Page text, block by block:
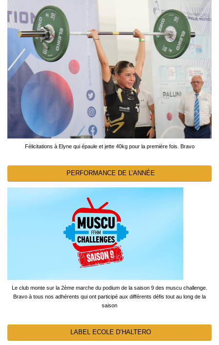
Félicitations à Elyne qui épaule et jette 40kg pour la première fois. Bravo
PERFORMANCE DE L’ANNÉE
Le club monte sur la 2ème marche du podium de la saison 9 des muscu challenge.
Bravo à tous nos adhérents qui ont participé aux différents défis tout au long de la
saison
LABEL ECOLE D’HALTERO